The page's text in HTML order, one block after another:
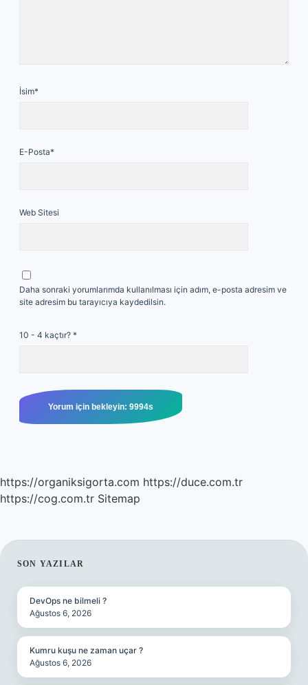
İsim*
E-Posta*
Web Sitesi
Daha sonraki yorumlarımda kullanılması için adım, e-posta adresim ve
site adresim bu tarayıcıya kaydedilsin.
10 - 4 kaçtır? *
https://organiksigorta.com https://duce.com.tr
https://cog.com.tr Sitemap
SIDEBAR
SON YAZILAR
DevOps ne bilmeli ?
Ağustos 6, 2026
Kumru kuşu ne zaman uçar ?
Ağustos 6, 2026